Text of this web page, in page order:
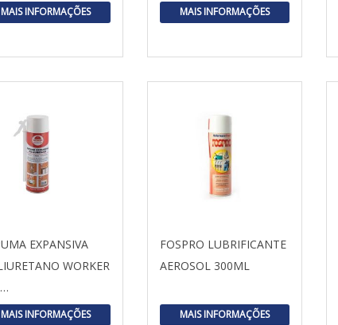
MAIS INFORMAÇÕES MAIS INFORMAÇÕES
EXPANSIVA
WORKER
MAIS INFORMAÇÕES
FOSPRO LUBRIFICANTE
AEROSOL 300ML
MAIS INFORMAÇÕES